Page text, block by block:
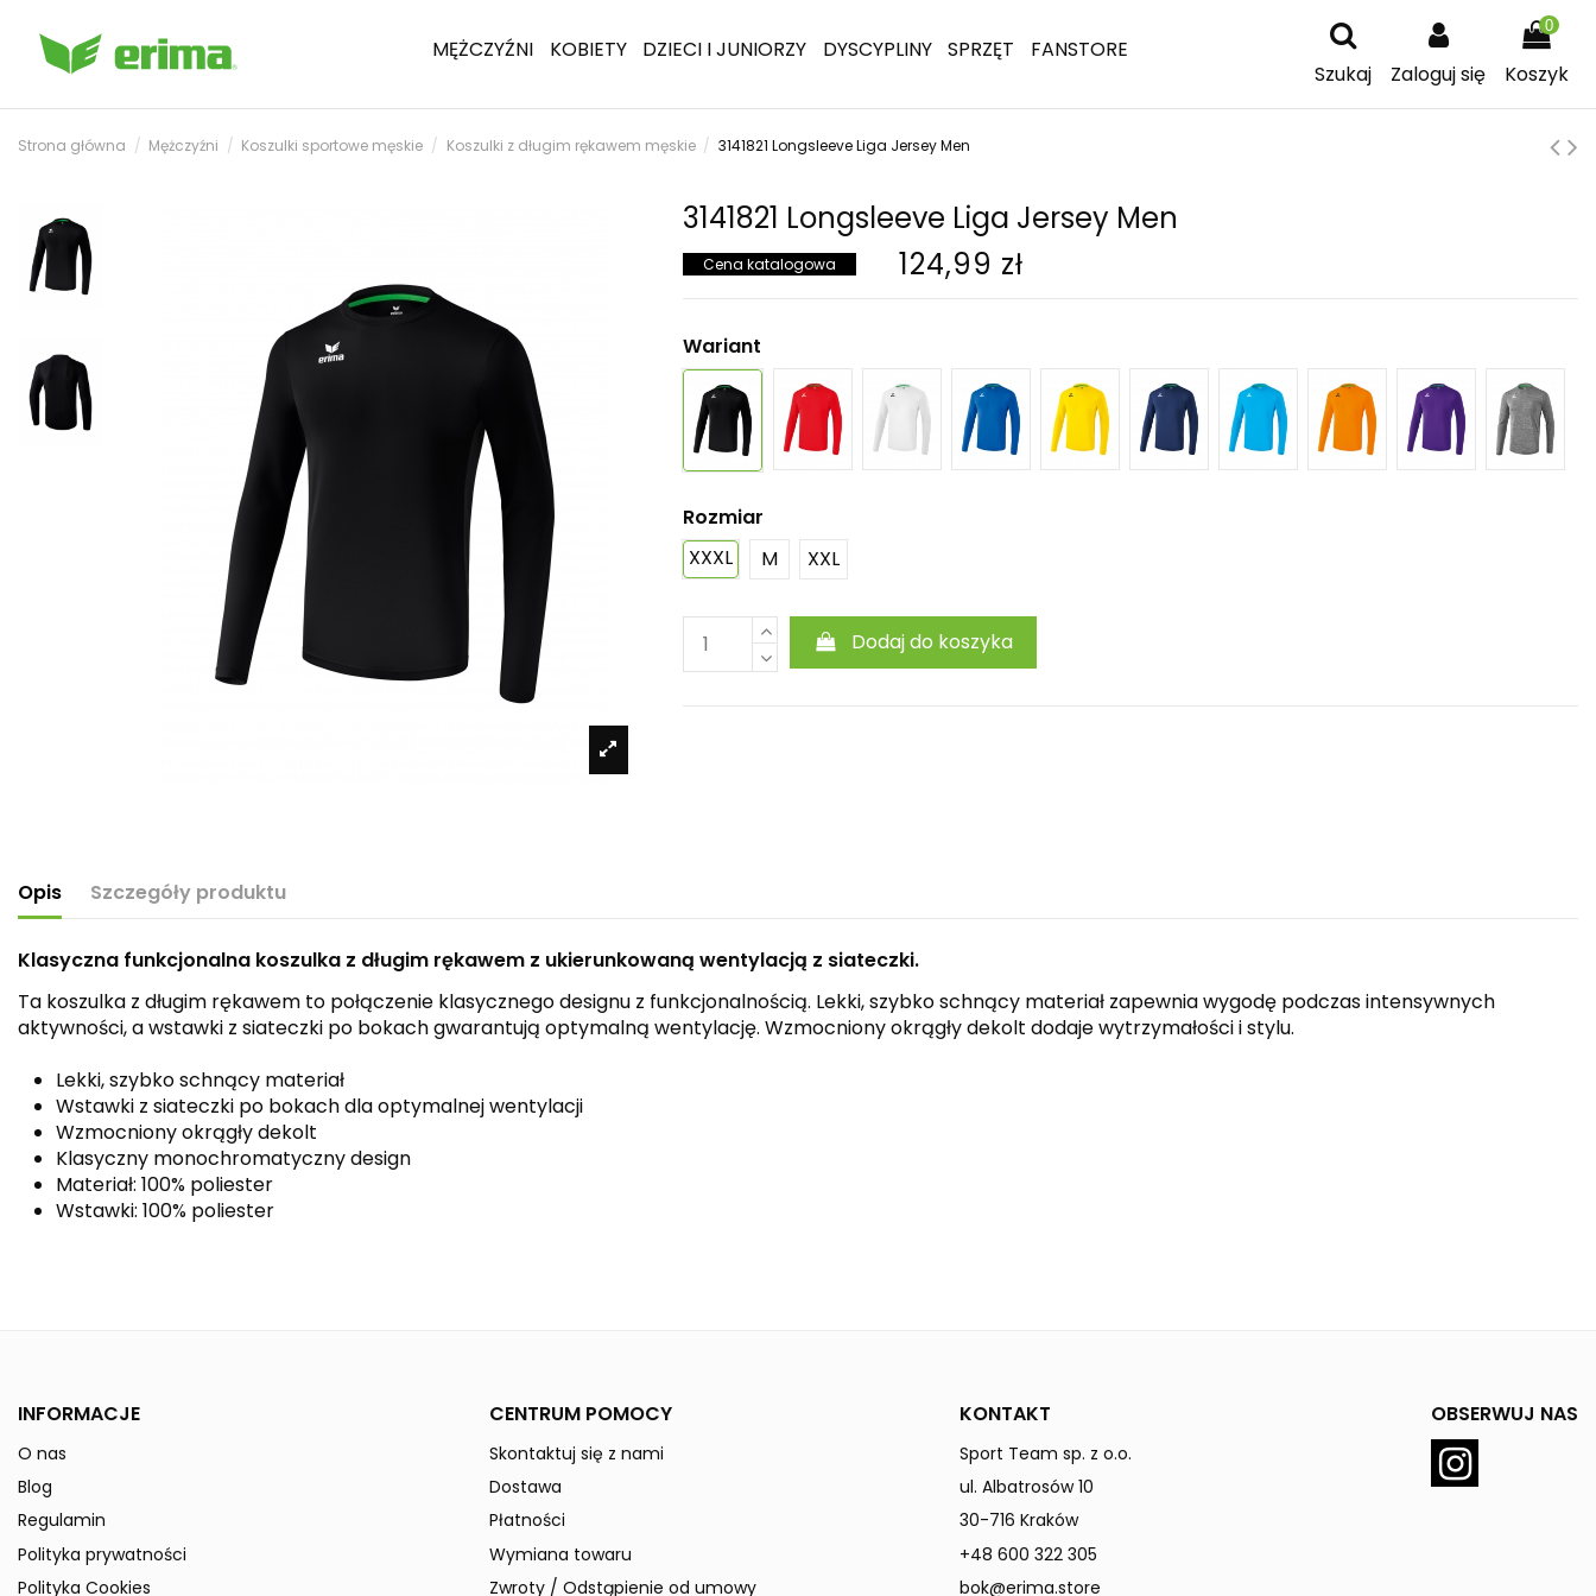
MĘŻCZYŹNI KOBIETY DZIECI I JUNIORZY DYSCYPLINY SPRZĘT
FANSTORE
Szukaj
Zaloguj się
0
Koszyk
Strona główna Mężczyźni Koszulki sportowe męskie Koszulki z długim rękawem męskie 3141821 Longsleeve Liga Jersey Men
3141821 Longsleeve Liga Jersey Men
Cena katalogowa 124,99 zł
Wariant
Rozmiar
XXXL
M XXL
Dodaj do koszyka
Opis Szczegóły produktu
Klasyczna funkcjonalna koszulka z długim rękawem z ukierunkowaną wentylacją z siateczki.
Ta koszulka z długim rękawem to połączenie klasycznego designu z funkcjonalnością. Lekki, szybko schnący materiał zapewnia wygodę podczas intensywnych
aktywności, a wstawki z siateczki po bokach gwarantują optymalną wentylację. Wzmocniony okrągły dekolt dodaje wytrzymałości i stylu.
Lekki, szybko schnący materiał
Wstawki z siateczki po bokach dla optymalnej wentylacji
Wzmocniony okrągły dekolt
Klasyczny monochromatyczny design
Materiał: 100% poliester
Wstawki: 100% poliester
Indeks 3141821
W magazynie
ean13
» Podmiot odpowiedzialny
INFORMACJE
O nas
Blog
Regulamin
Polityka prywatności
Polityka Cookies
CENTRUM POMOCY
Skontaktuj się z nami
Dostawa
Płatności
Wymiana towaru
Zwroty / Odstąpienie od umowy
KONTAKT
Sport Team sp. z o.o.
ul. Albatrosów 10
30-716 Kraków
+48 600 322 305
bok@erima.store
OBSERWUJ NAS